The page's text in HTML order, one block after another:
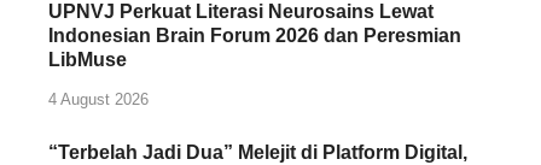
UPNVJ Perkuat Literasi Neurosains Lewat
Indonesian Brain Forum 2026 dan Peresmian
LibMuse
4 August 2026
“Terbelah Jadi Dua” Melejit di Platform Digital,